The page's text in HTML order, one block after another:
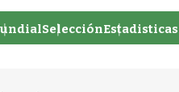
SelecciónEstadisticas